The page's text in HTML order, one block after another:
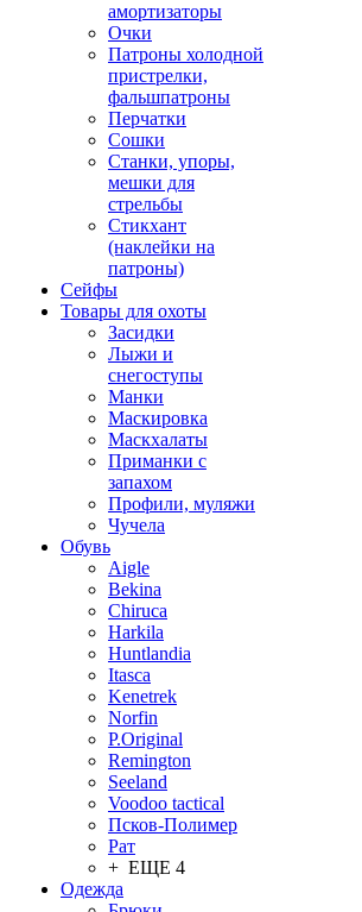
амортизаторы
Очки
Патроны холодной
пристрелки,
фальшпатроны
Перчатки
Сошки
Станки, упоры,
мешки для
стрельбы
Стикхант
(наклейки на
патроны)
Сейфы
Товары для охоты
Засидки
Лыжи и
снегоступы
Манки
Маскировка
Маскхалаты
Приманки с
запахом
Профили, муляжи
Чучела
Обувь
Aigle
Bekina
Chiruсa
Harkila
Huntlandia
Itasca
Kenetrek
Norfin
P.Original
Remington
Seeland
Voodoo tactical
Псков-Полимер
Рат
+ ЕЩЕ 4
Одежда